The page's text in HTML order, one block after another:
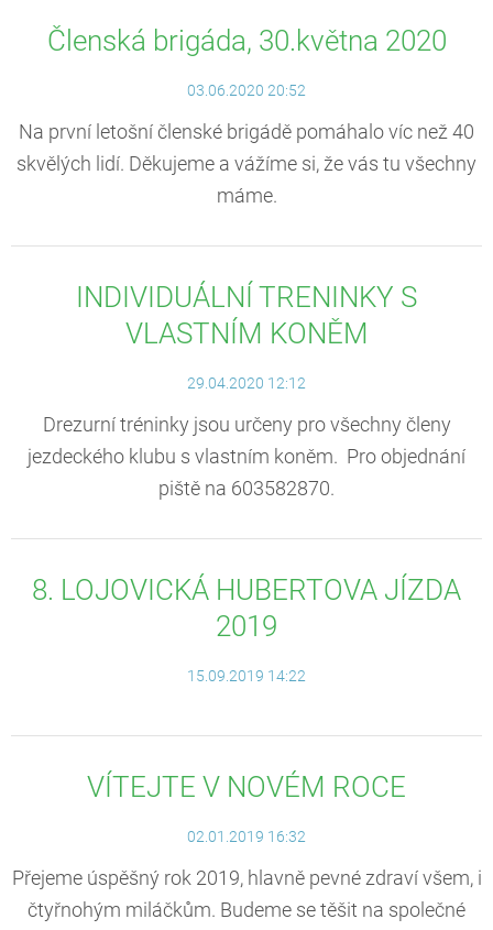
Členská brigáda, 30.května 2020
03.06.2020 20:52
Na první letošní členské brigádě pomáhalo víc než 40
skvělých lidí. Děkujeme a vážíme si, že vás tu všechny
máme.
INDIVIDUÁLNÍ TRENINKY S
VLASTNÍM KONĚM
29.04.2020 12:12
Drezurní tréninky jsou určeny pro všechny členy
jezdeckého klubu s vlastním koněm. Pro objednání
piště na 603582870.
8. LOJOVICKÁ HUBERTOVA JÍZDA
2019
15.09.2019 14:22
VÍTEJTE V NOVÉM ROCE
02.01.2019 16:32
Přejeme úspěšný rok 2019, hlavně pevné zdraví všem, i
čtyřnohým miláčkům. Budeme se těšit na společné